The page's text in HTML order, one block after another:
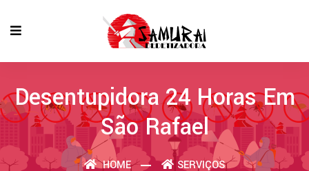
Desentupidora 24 Horas Em
São Rafael
HOME
SERVIÇOS